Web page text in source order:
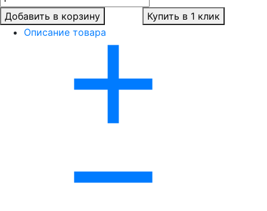
Добавить в корзину
Купить в 1 клик
Описание товара